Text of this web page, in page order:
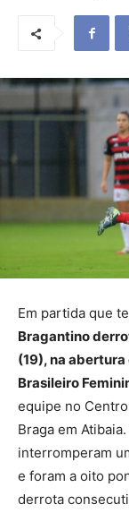
Em partida que
Bragantino
(19), na
Brasileiro
equipe no
Braga em
interromperam
e foram a oito
derrota